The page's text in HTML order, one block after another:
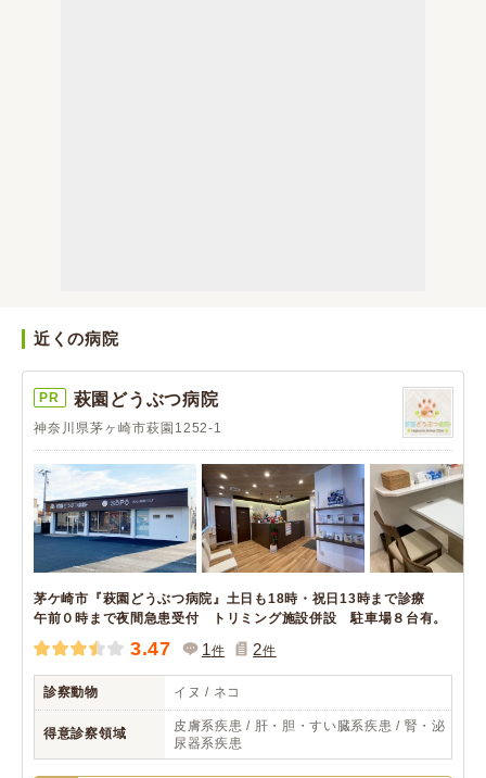
近くの病院
PR 萩園どうぶつ病院
神奈川県茅ヶ崎市萩園1252-1
茅ケ崎市『萩園どうぶつ病院』土日も18時・祝日13時まで診療
午前０時まで夜間急患受付 トリミング施設併設 駐車場８台有。
3.47 1件 2件
診察動物 イヌ / ネコ
得意診察領域
皮膚系疾患 / 肝・胆・すい臓系疾患 / 腎・泌
尿器系疾患